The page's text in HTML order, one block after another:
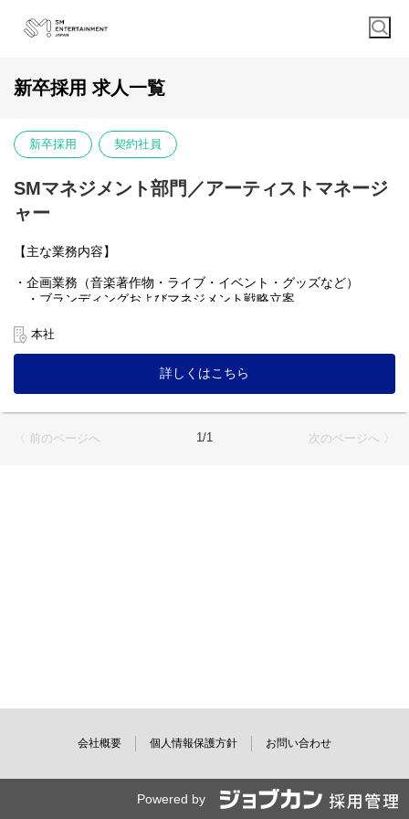
新卒採用 求人一覧
新卒採用 契約社員
SMマネジメント部門／アーティストマネージ
ャー
【主な業務内容】
・企画業務（音楽著作物・ライブ・イベント・グッズなど）
・ブランディングおよびマネジメント戦略立案
・音楽著作作物製作（レコーディング、MV撮影、プロモーショ
ンなど）
・公演、イベントなどの製作サポート
・有料FANCLUB会員対象サービスコンテンツ企画・製作
・管理業務（アーティストに係わる事柄）
・スケジュール管理、調整
・プロジェクトの進行管理・推進・同行
本社
詳しくはこちら
〈 前のページへ 1/1 次のページへ 〉
会社概要 個人情報保護方針 お問い合わせ
Powered by